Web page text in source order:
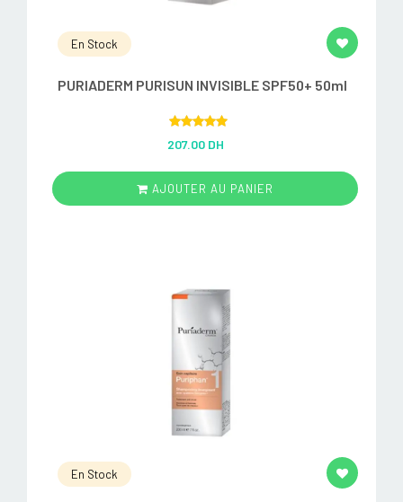
En Stock
PURIADERM PURISUN INVISIBLE SPF50+ 50ml
out of 5
207.00 DH
AJOUTER AU PANIER
En Stock